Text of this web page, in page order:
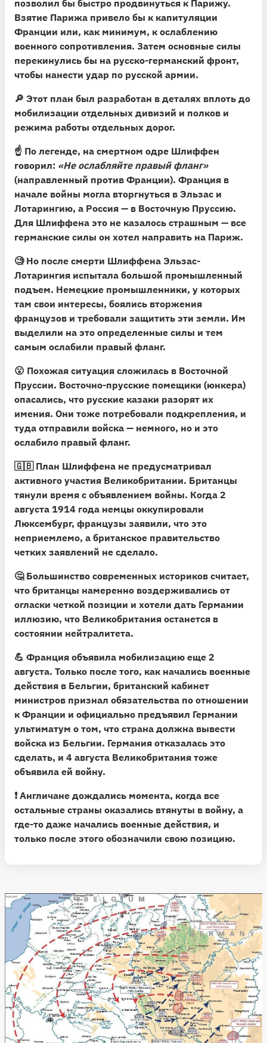
позволил бы быстро продвинуться к Парижу.
Взятие Парижа привело бы к капитуляции
Франции или, как минимум, к ослаблению
военного сопротивления. Затем основные силы
перекинулись бы на русско-германский фронт,
чтобы нанести удар по русской армии.
🔎 Этот план был разработан в деталях вплоть до
мобилизации отдельных дивизий и полков и
режима работы отдельных дорог.
☝️ По легенде, на смертном одре Шлиффен
говорил: «Не ослабляйте правый фланг»
(направленный против Франции). Франция в
начале войны могла вторгнуться в Эльзас и
Лотарингию, а Россия — в Восточную Пруссию.
Для Шлиффена это не казалось страшным — все
германские силы он хотел направить на Париж.
🧐 Но после смерти Шлиффена Эльзас-
Лотарингия испытала большой промышленный
подъем. Немецкие промышленники, у которых
там свои интересы, боялись вторжения
французов и требовали защитить эти земли. Им
выделили на это определенные силы и тем
самым ослабили правый фланг.
😮 Похожая ситуация сложилась в Восточной
Пруссии. Восточно-прусские помещики (юнкера)
опасались, что русские казаки разорят их
имения. Они тоже потребовали подкрепления, и
туда отправили войска — немного, но и это
ослабило правый фланг.
🇬🇧 План Шлиффена не предусматривал
активного участия Великобритании. Британцы
тянули время с объявлением войны. Когда 2
августа 1914 года немцы оккупировали
Люксембург, французы заявили, что это
неприемлемо, а британское правительство
четких заявлений не сделало.
🤔 Большинство современных историков считает,
что британцы намеренно воздерживались от
огласки четкой позиции и хотели дать Германии
иллюзию, что Великобритания останется в
состоянии нейтралитета.
💪 Франция объявила мобилизацию еще 2
августа. Только после того, как начались военные
действия в Бельгии, британский кабинет
министров признал обязательства по отношении
к Франции и официально предъявил Германии
ультиматум о том, что страна должна вывести
войска из Бельгии. Германия отказалась это
сделать, и 4 августа Великобритания тоже
объявила ей войну.
❗️ Англичане дождались момента, когда все
остальные страны оказались втянуты в войну, а
где-то даже начались военные действия, и
только после этого обозначили свою позицию.